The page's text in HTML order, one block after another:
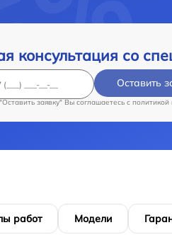
консультация со
Оставить
заявку" Вы соглашаетесь c политикой
работ Модели